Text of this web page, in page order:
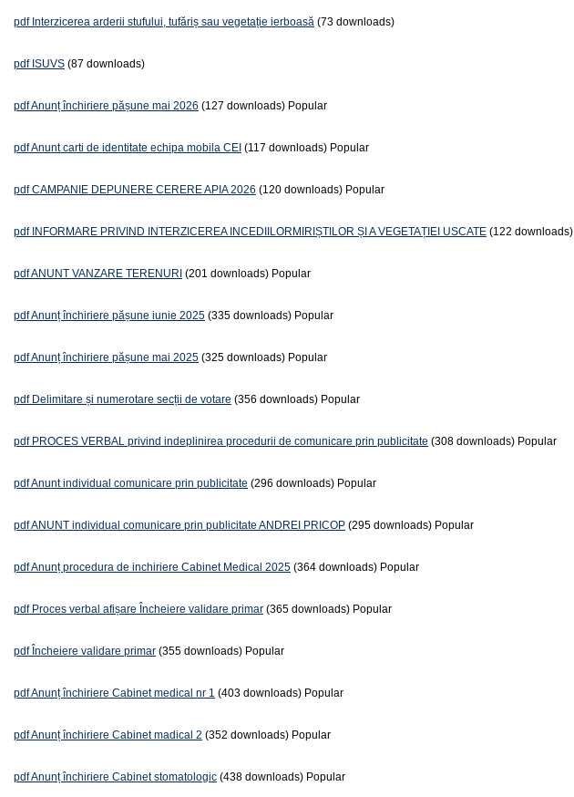
pdf Interzicerea arderii stufului, tufăriș sau vegetație ierboasă (73 downloads)
pdf ISUVS (87 downloads)
pdfAnunț închiriere pășune mai 2026 (127 downloads) Popular
pdfAnunt carti de identitate echipa mobila CEI (117 downloads) Popular
pdf CAMPANIE DEPUNERE CERERE APIA 2026 (120 downloads) Popular
pdf INFORMARE PRIVIND INTERZICEREA INCEDIILORMIRIȘTILOR ȘI A VEGETAȚIEI USCATE (122 downloads)
pdfANUNT VANZARE TERENURI (201 downloads) Popular
pdfAnunț închiriere pășune iunie 2025 (335 downloads) Popular
pdfAnunț închiriere pășune mai 2025 (325 downloads) Popular
pdf Delimitare și numerotare secții de votare (356 downloads) Popular
pdf PROCES VERBAL privind indeplinirea procedurii de comunicare prin publicitate (308 downloads) Popular
pdfAnunt individual comunicare prin publicitate (296 downloads) Popular
pdfANUNT individual comunicare prin publicitate ANDREI PRICOP (295 downloads) Popular
pdfAnunț procedura de inchiriere Cabinet Medical 2025 (364 downloads) Popular
pdf Proces verbal afișare Încheiere validare primar (365 downloads) Popular
pdf Încheiere validare primar (355 downloads) Popular
pdfAnunț închiriere Cabinet medical nr 1 (403 downloads) Popular
pdfAnunț închiriere Cabinet madical 2 (352 downloads) Popular
pdfAnunț închiriere Cabinet stomatologic (438 downloads) Popular